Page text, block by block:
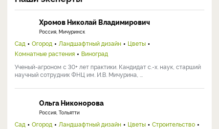
Хромов Николай Владимирович
Россия, Мичуринск
Сад Огород Ландшафтный дизайн
Цветы
Комнатные растения
Виноград
Ученый-агроном с 30+ лет практики. Кандидат с.-х. наук, старший
научный сотрудник ФНЦ им. И.В. Мичурина, ...
Ольга Никонорова
Россия, Тольятти
Сад Огород Ландшафтный дизайн Цветы
Строительство